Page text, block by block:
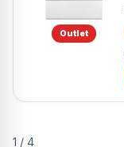
Outlet
1 / 4